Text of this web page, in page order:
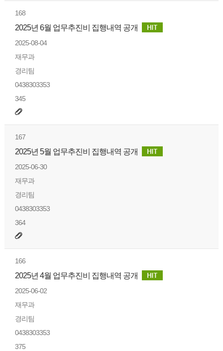
168
2025년 6월 업무추진비 집행내역 공개
2025-08-04
재무과
경리팀
0438303353
345
167
2025년 5월 업무추진비 집행내역 공개
2025-06-30
재무과
경리팀
0438303353
364
166
2025년 4월 업무추진비 집행내역 공개
2025-06-02
재무과
경리팀
0438303353
375